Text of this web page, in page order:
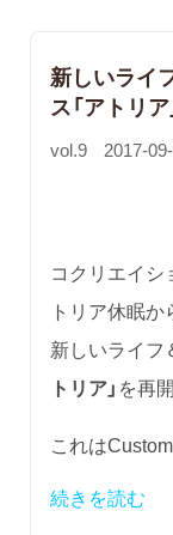
新しいライ
ス「アトリ
vol.9 2017-
コクリエイ
トリア休眠か
新しいライフ
トリア」 を再
これは
続きを読む